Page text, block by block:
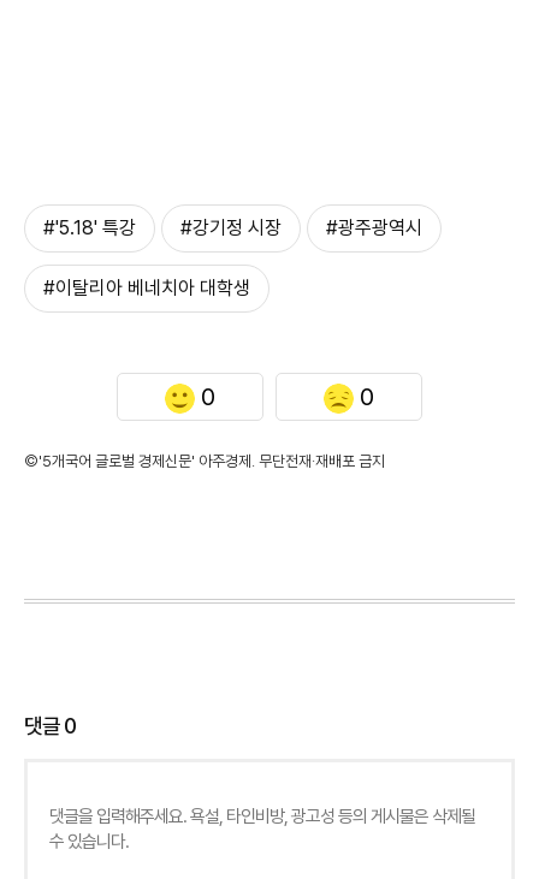
#'5.18' 특강 #강기정 시장 #광주광역시
#이탈리아 베네치아 대학생
0 0
©'5개국어 글로벌 경제신문' 아주경제. 무단전재·재배포 금지
댓글0